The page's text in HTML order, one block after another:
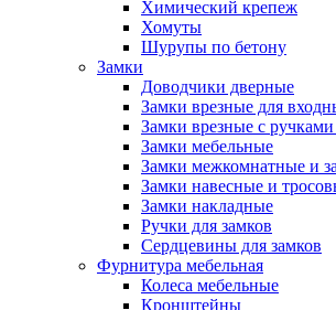
Химический крепеж
Хомуты
Шурупы по бетону
Замки
Доводчики дверные
Замки врезные для
Замки врезные с
Замки мебельные
Замки межкомнатные и
Замки навесные и
Замки накладные
Ручки для замков
Сердцевины для замков
Фурнитура мебельная
Колеса мебельные
Кронштейны